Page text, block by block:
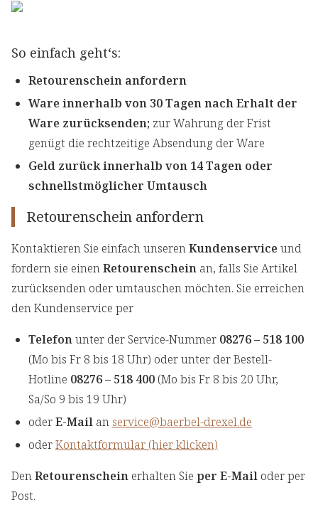
So einfach geht‘s:
Retourenschein anfordern
Ware innerhalb von 30 Tagen nach Erhalt der
Ware zurücksenden; zur Wahrung der Frist
genügt die rechtzeitige Absendung der Ware
Geld zurück innerhalb von 14 Tagen oder
schnellstmöglicher Umtausch
Retourenschein anfordern
Kontaktieren Sie einfach unserenKundenserviceund
fordern sie einenRetourenschein an, falls Sie Artikel
zurücksenden oder umtauschen möchten. Sie erreichen
den Kundenservice per
Telefonunter der Service-Nummer 08276 – 518 100
(Mo bis Fr 8 bis 18 Uhr) oder unter der Bestell-
Hotline 08276 – 518 400 (Mo bis Fr 8 bis 20 Uhr,
Sa/So 9 bis 19 Uhr)
oderE-Mail an service@baerbel-drexel.de
oderKontaktformular (hier klicken)
DenRetourenschein erhalten Sie per E-Mail oder per
Post.